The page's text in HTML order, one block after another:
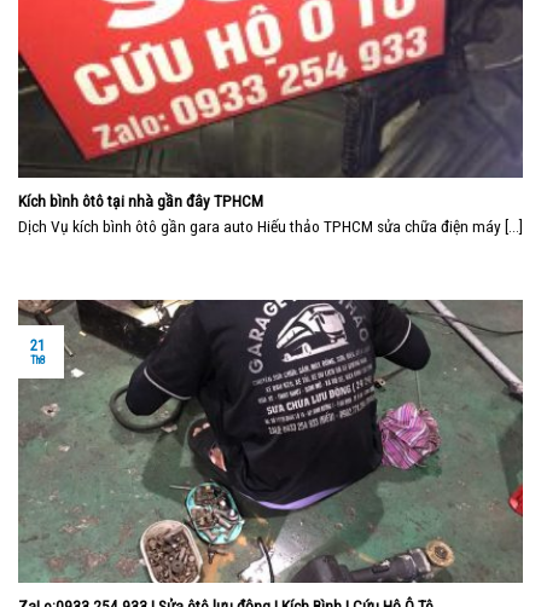
Kích bình ôtô tại nhà gần đây TPHCM
Dịch Vụ kích bình ôtô gần gara auto Hiếu thảo TPHCM sửa chữa điện máy [...]
21
Th8